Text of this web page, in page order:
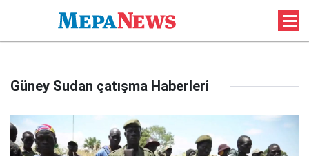
Güney Sudan çatışma Haberleri